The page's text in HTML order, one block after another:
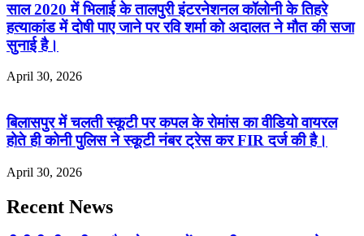
साल 2020 में भिलाई के तालपुरी इंटरनेशनल कॉलोनी के तिहरे
हत्याकांड में दोषी पाए जाने पर रवि शर्मा को अदालत ने मौत की सजा
सुनाई है।
April 30, 2026
बिलासपुर में चलती स्कूटी पर कपल के रोमांस का वीडियो वायरल
होते ही कोनी पुलिस ने स्कूटी नंबर ट्रेस कर FIR दर्ज की है।
April 30, 2026
Recent News